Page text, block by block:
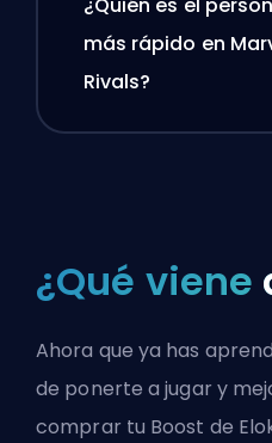
más rápido en
Rivals?
¿Qué viene
Ahora que ya has
de ponerte a jugar y
comprar tu Boost de